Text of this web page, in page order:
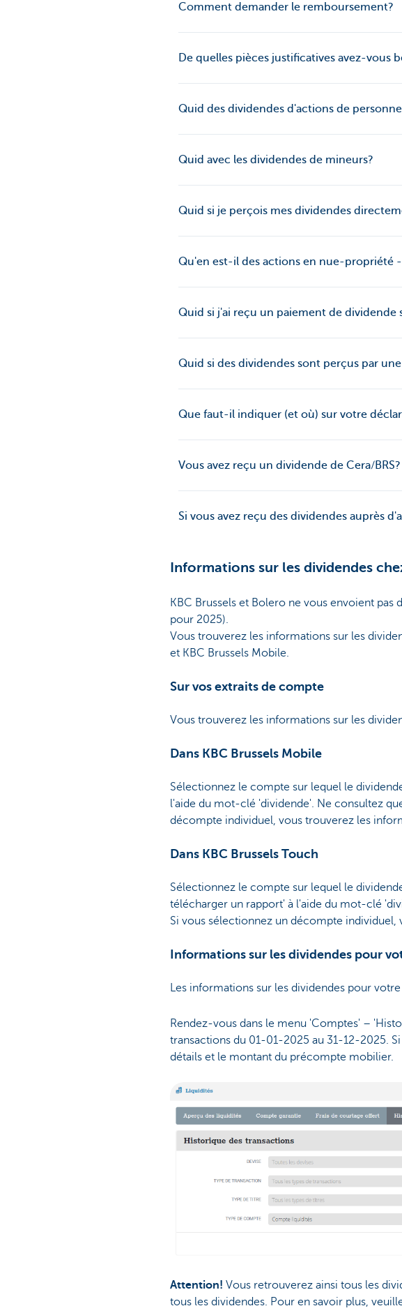
Comment demander le remboursement?
De quelles pièces justificatives avez-vous
Quid des dividendes d'actions de
Quid avec les dividendes de mineurs?
Quid si je perçois mes dividendes
Qu'en est-il des actions en nue-propriété
Quid si j'ai reçu un paiement de dividende
Quid si des dividendes sont perçus par
Que faut-il indiquer (et où) sur votre
Vous avez reçu un dividende de Cera/BRS?
Si vous avez reçu des dividendes auprès
Informations sur les dividendes
KBC Brussels et Bolero ne vous envoient
pour 2025).
Vous trouverez les informations sur les
et KBC Brussels Mobile.
Sur vos extraits de compte
Vous trouverez les informations sur les
Dans KBC Brussels Mobile
Sélectionnez le compte sur lequel le
l'aide du mot-clé 'dividende'. Ne consultez
décompte individuel, vous trouverez les
Dans KBC Brussels Touch
Sélectionnez le compte sur lequel le
télécharger un rapport' à l'aide du mot-clé
Si vous sélectionnez un décompte individuel,
Informations sur les dividendes pour
Les informations sur les dividendes pour
Rendez-vous dans le menu 'Comptes' –
transactions du 01-01-2025 au 31-12-2025.
détails et le montant du précompte mobilier.
Attention! Vous retrouverez ainsi tous les
tous les dividendes. Pour en savoir plus,